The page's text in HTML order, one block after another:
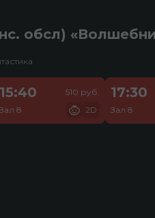
обсл)
15:40
Зал 8
510 руб.
2D
17:30
Зал 8